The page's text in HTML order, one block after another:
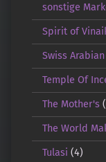
sonstige
Spirit of
Swiss Arabian
Temple Of
The Mother's
The World
Tulasi (4)